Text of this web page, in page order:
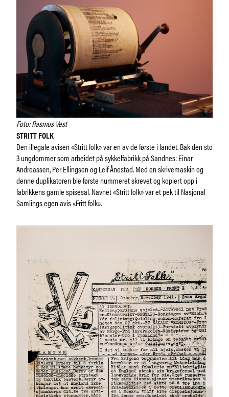
Foto: Rasmus Vest
STRITT FOLK
Den illegale avisen «Stritt folk» var en av de første i landet. Bak den sto
3 ungdommer som arbeidet på sykkelfabrikk på Sandnes: Einar
Andreassen, Per Ellingsen og Leif Ånestad. Med en skrivemaskin og
denne duplikatoren ble første nummeret skrevet og kopiert opp i
fabrikkens gamle spisesal. Navnet «Stritt folk» var et pek til Nasjonal
Samlings egen avis «Fritt folk».